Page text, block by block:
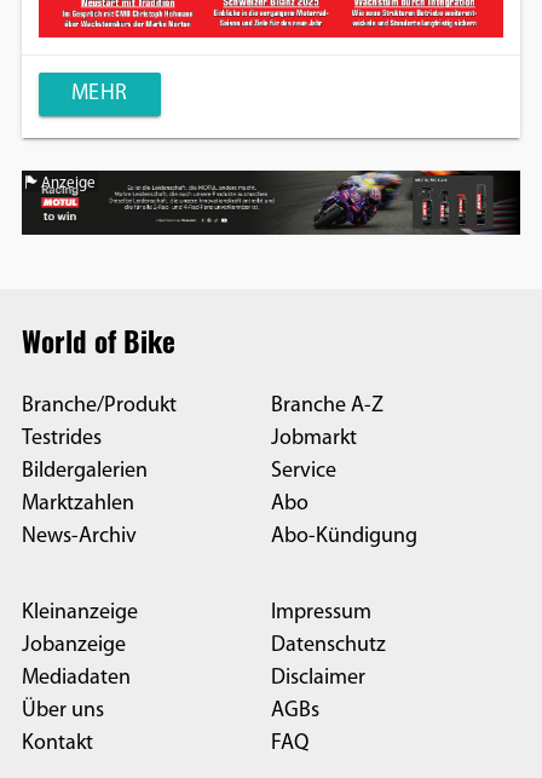
MEHR
Anzeige
World of Bike
Branche/Produkt
Testrides
Bildergalerien
Marktzahlen
News-Archiv
Branche A-Z
Jobmarkt
Service
Abo
Abo-Kündigung
Kleinanzeige
Jobanzeige
Mediadaten
Über uns
Kontakt
Impressum
Datenschutz
Disclaimer
AGBs
FAQ